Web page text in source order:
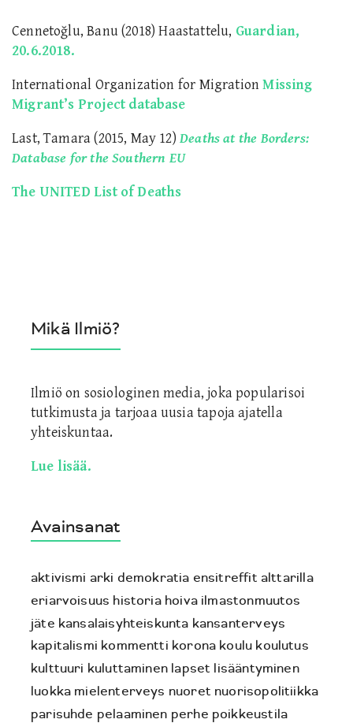
Mikä Ilmiö?
Ilmiö on sosiologinen media, joka popularisoi
tutkimusta ja tarjoaa uusia tapoja ajatella
yhteiskuntaa.
Lue lisää.
Avainsanat
aktivismi arki demokratia ensitreffit alttarilla
eriarvoisuus historia hoiva ilmastonmuutos
jäte kansalaisyhteiskunta kansanterveys
kapitalismi kommentti korona koulu koulutus
kulttuuri kuluttaminen lapset lisääntyminen
luokka mielenterveys nuoret nuorisopolitiikka
parisuhde pelaaminen perhe poikkeustila
Cennetoğlu, Banu (2018) Haastattelu, Guardian,
20.6.2018.
International Organization for MigrationMissing
Migrant’s Project database
Last, Tamara (2015, May 12)Deaths at the Borders:
Database for the Southern EU
The UNITED List of Deaths